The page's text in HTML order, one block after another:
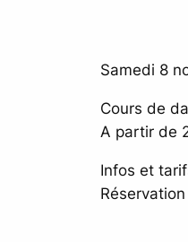
Samedi 8
Cours de
A partir de
Infos et